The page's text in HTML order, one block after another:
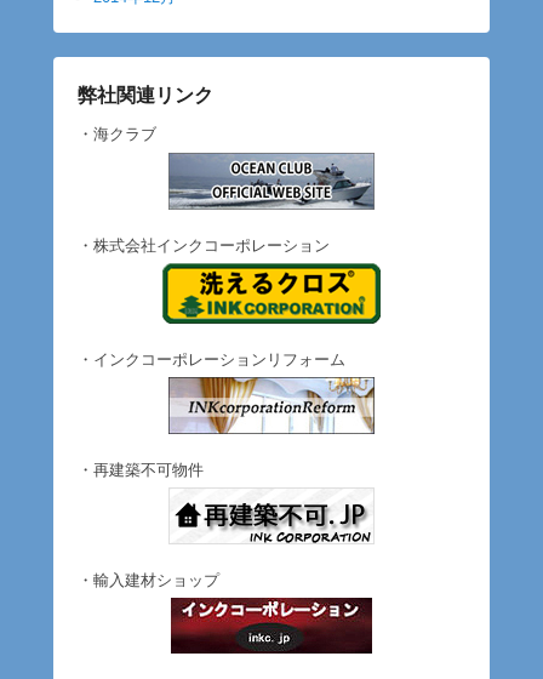
弊社関連リンク
・海クラブ
・株式会社インクコーポレーション
・インクコーポレーションリフォーム
・再建築不可物件
・輸入建材ショップ